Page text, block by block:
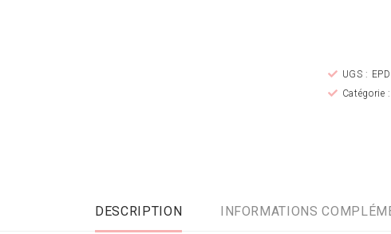
UGS :
Catégorie
DESCRIPTION INFORMATIONS